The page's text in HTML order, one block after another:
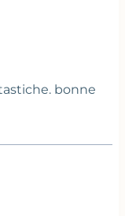
bonne